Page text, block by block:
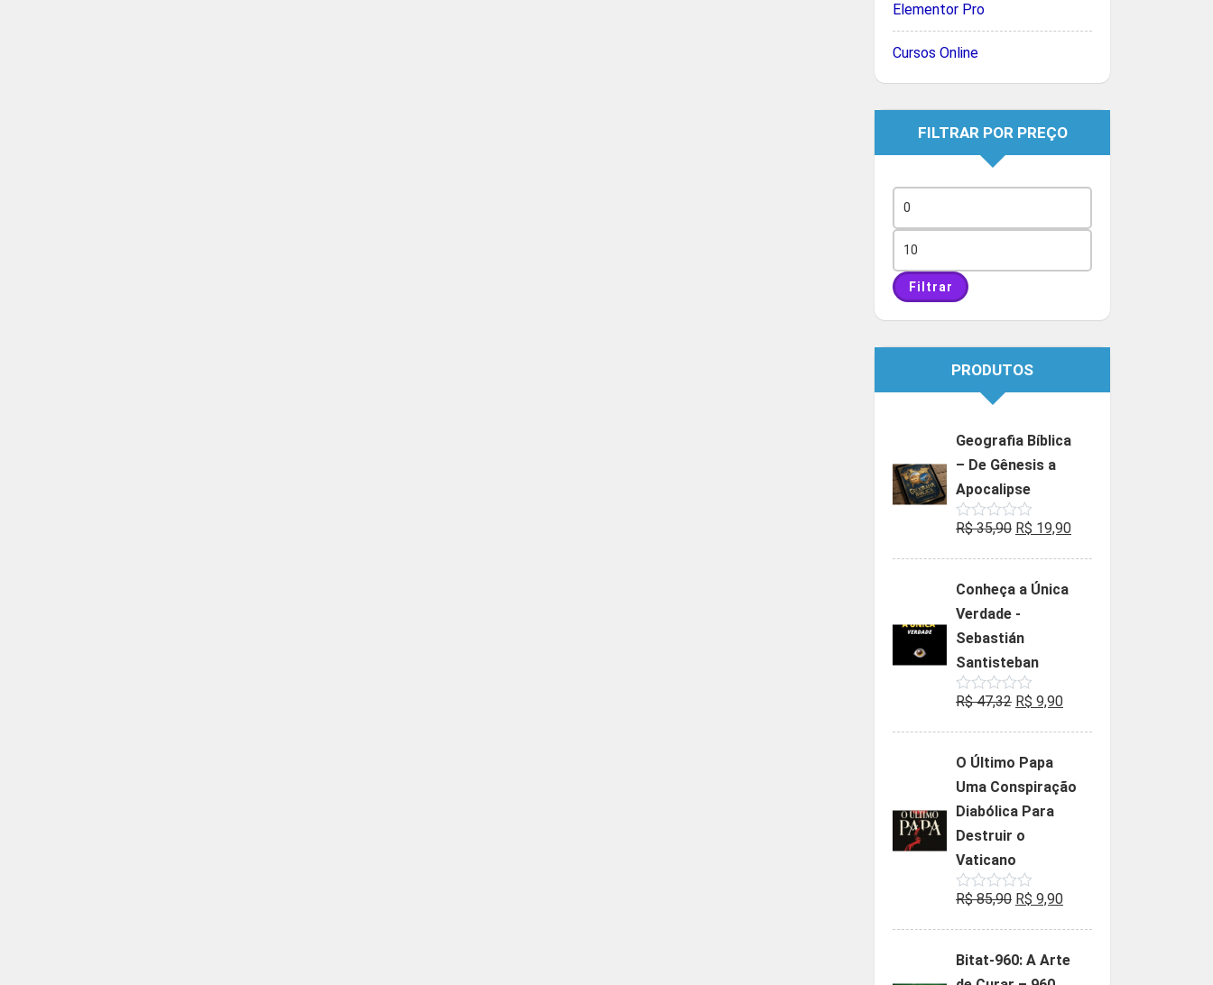
Elementor Pro
Cursos Online
FILTRAR POR PREÇO
mínimo
máximo
Filtrar
PRODUTOS
Geografia Bíblica
– De Gênesis a
Apocalipse
Avaliação
de
R$35,90 O
era:
R$ 19,90O
Conheça a Única
Verdade -
Sebastián
Santisteban
Avaliação
de
R$47,32 O
era:
R$ 47,32.
R$ 9,90O
R$ 9,90.
O Último Papa
Uma Conspiração
Diabólica Para
Destruir o
Vaticano
Avaliação
de
R$85,90 O
era:
R$ 9,90O
é:
Bitat-960: A Arte